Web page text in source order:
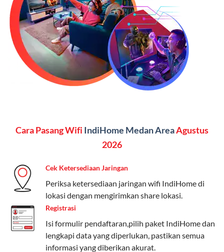
(untuk beberapa pilihan).
Kelebihan:Paket lengkap untuk pengguna yang
menginginkan internet, komunikasi, dan hiburan
(streaming & TV) dalam satu paket.
Paket Dynamic IP
keluarga, nelpon & SMS semua operator, dan akses
Disney+ (untuk paket tertentu).
koneksi internet cepat dan stabil dengan fleksibilitas
kuota. Pilihan harga bervariasi sesuai kebutuhan.
Telkomsel One menyediakan pilihan paket yang
beragam, mulai dari paket hemat hingga premium.
Pengguna bisa memilih sesuai kebutuhan, baik untuk
internet, komunikasi, atau hiburan.
Cara Pasang Wifi IndiHome Medan AreaAgustus
2026
Cek Ketersediaan Jaringan
Periksa ketersediaan jaringan wifi IndiHome di
lokasi dengan mengirimkan share lokasi.
Registrasi
Isi formulir pendaftaran,pilih paket IndiHome dan
lengkapi data yang diperlukan, pastikan semua
informasi yang diberikan akurat.